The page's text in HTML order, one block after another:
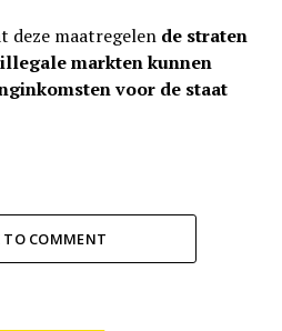
deze maatregelen de straten
illegale markten kunnen
voor de staat
TO COMMENT